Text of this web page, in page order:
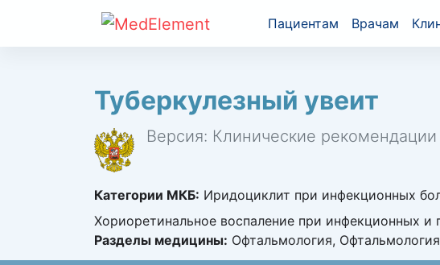
Пациентам Врачам
Туберкулезный увеит
Версия: Клинические
Категории МКБ: Иридоциклит при инфекционных
Хориоретинальное воспаление при инфекционных и
Разделы медицины: Офтальмология,